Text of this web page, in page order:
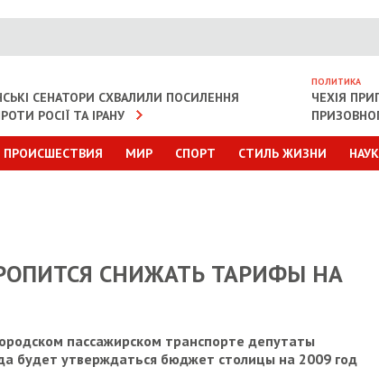
СЕНАТОРИ СХВАЛИЛИ ПОСИЛЕННЯ
РОСІЇ ТА ІРАНУ
ПОЛИТИКА
ЧЕХІЯ
ПРОИСШЕСТВИЯ МИР СПОРТ СТИЛЬ ЖИЗНИ
СНИЖАТЬ ТАРИФЫ НА
пассажирском транспорте депутаты
будет утверждаться бюджет столицы на 2009 год